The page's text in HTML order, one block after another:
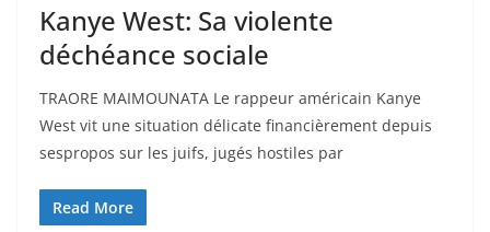
Kanye West: Sa violente
déchéance sociale
TRAORE MAIMOUNATA Le rappeur américain Kanye
West vit une situation délicate financièrement depuis
sespropos sur les juifs, jugés hostiles par
Read More